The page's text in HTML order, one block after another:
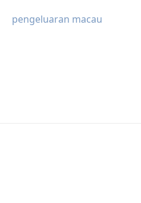
pengeluaran macau